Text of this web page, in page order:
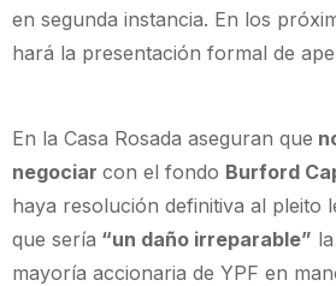
en segunda instancia. En los
hará la presentación formal de
En la Casa Rosada aseguran que
negociar con el fondo Burford
haya resolución definitiva al pleito
que sería “un daño irreparable”
mayoría accionaria de YPF en